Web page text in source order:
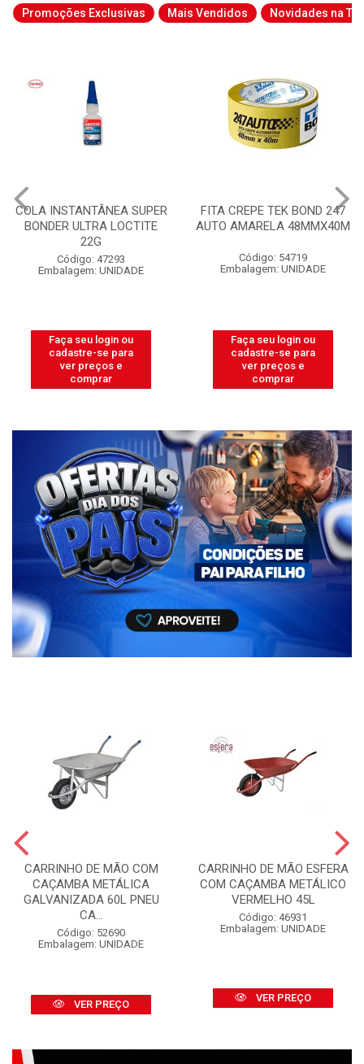
Promoções Exclusivas Mais Vendidos Novidades na
COLA INSTANTÂNEA SUPER
BONDER ULTRA LOCTITE
22G
Código: 47293
Embalagem: UNIDADE
Faça seu login ou
cadastre-se para
ver preços e
comprar
FITA CREPE TEK BOND 247
AUTO AMARELA 48MMX40M
Código: 54719
Embalagem: UNIDADE
Faça seu login ou
cadastre-se para
ver preços e
comprar
CARRINHO DE MÃO COM
CAÇAMBA METÁLICA
GALVANIZADA 60L PNEU
CA...
Código: 52690
Embalagem: UNIDADE
VER PREÇO
CARRINHO DE MÃO ESFERA
COM CAÇAMBA METÁLICO
VERMELHO 45L
Código: 46931
Embalagem: UNIDADE
VER PREÇO